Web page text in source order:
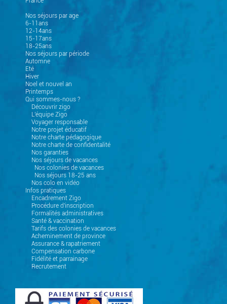
Nos séjours par age
6-11ans
12-14ans
15-17ans
18-25ans
Nos séjours par période
Automne
Eté
Hiver
Noel et nouvel an
Printemps
Qui sommes-nous ?
Découvrir zigo
L'équipe Zigo
Voyager responsable
Notre projet éducatif
Notre charte pédagogique
Notre charte de confidentalité
Nos garanties
Nos séjours de vacances
Nos colonies de vacances
Nos séjours 18-25 ans
Nos colo en vidéo
Infos pratiques
Encadrement Zigo
Procédure d'inscription
Formalités administratives
Santé & vaccination
Tarifs des colonies de vacances
Acheminement de province
Assurance & rapatriement
Compensation carbone
Fidélité et parrainage
Recrutement